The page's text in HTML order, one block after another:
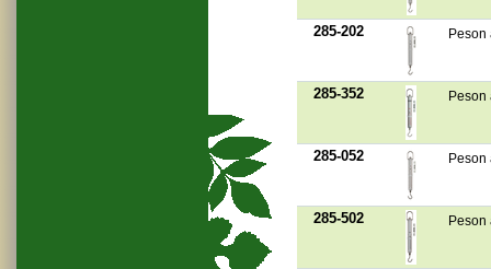
285-202 Peson
285-352 Peson
285-052 Peson
285-502 Peson